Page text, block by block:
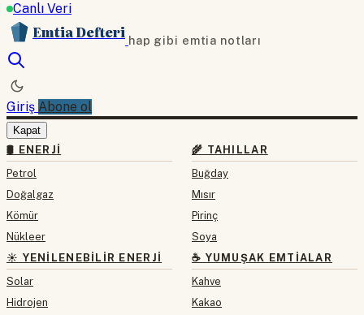
Canlı Veri
Emtia Defteri hap gibi emtia notları
Giriş Abone ol
Kapat
🛢 ENERJI
Petrol
Doğalgaz
Kömür
Nükleer
☀️ YENILENEBILIR ENERJI
Solar
Hidrojen
🌾 TAHILLAR
Buğday
Mısır
Pirinç
Soya
☕ YUMUŞAK EMTIALAR
Kahve
Kakao